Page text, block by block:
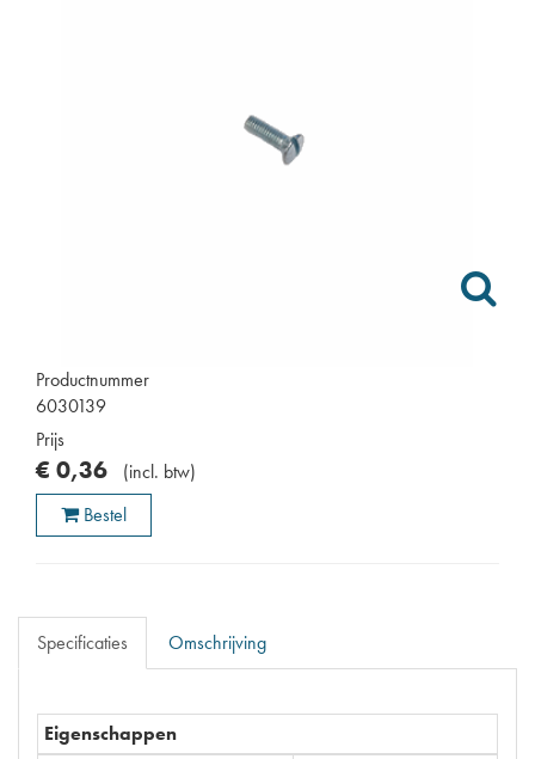
Productnummer
6030139
Prijs
€ 0,36 (incl. btw)
Bestel
Specificaties Omschrijving
Eigenschappen